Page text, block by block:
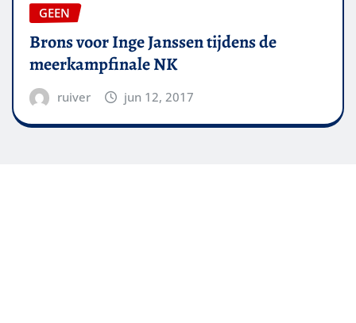
GEEN
Brons voor Inge Janssen tijdens de
meerkampfinale NK
ruiver jun 12, 2017